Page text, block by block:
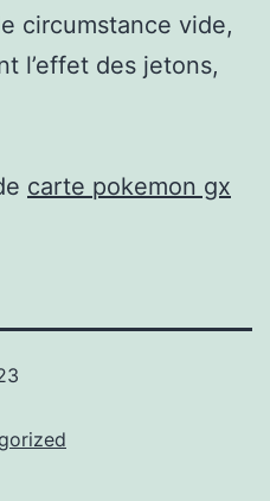
circumstance vide,
l’effet des jetons,
carte pokemon gx